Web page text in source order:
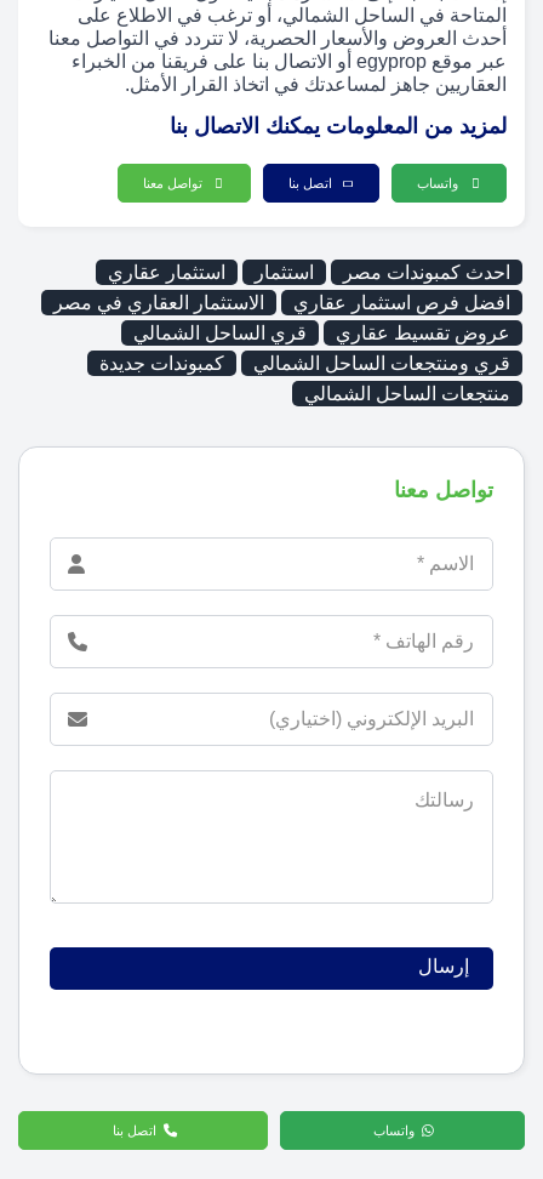
المتاحة في الساحل الشمالي، أو ترغب في الاطلاع على
أحدث العروض والأسعار الحصرية، لا تتردد في التواصل معنا
عبر موقع egyprop أو الاتصال بنا على فريقنا من الخبراء
العقاريين جاهز لمساعدتك في اتخاذ القرار الأمثل.
لمزيد من المعلومات يمكنك الاتصال بنا
واتساب اتصل بنا تواصل معنا
احدث كمبوندات مصر استثمار
استثمار عقاري
افضل فرص استثمار عقاري
الاستثمار العقاري في مصر
عروض تقسيط عقاري
قري الساحل الشمالي
قري ومنتجعات الساحل الشمالي
كمبوندات جديدة
منتجعات الساحل الشمالي
تواصل معنا
واتساب اتصل بنا